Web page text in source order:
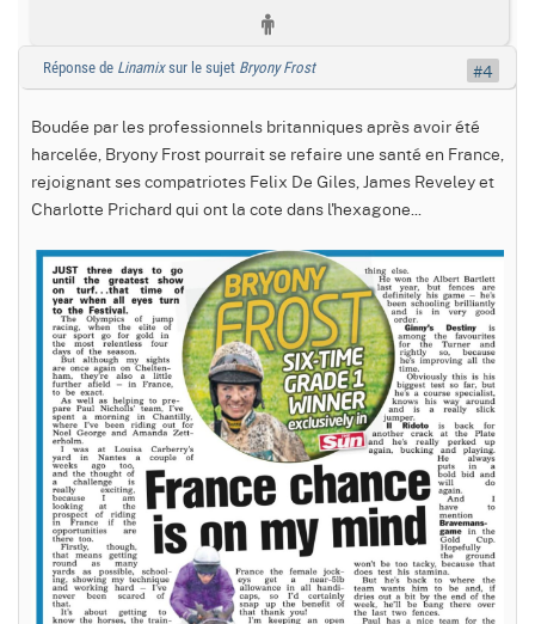
Réponse de Linamixsur le sujet Bryony Frost
Boudée par les professionnels britanniques après avoir été
harcelée, Bryony Frost pourrait se refaire une santé en France,
rejoignant ses compatriotes Felix De Giles, James Reveley et
Charlotte Prichard qui ont la cote dans l'hexagone...
#4